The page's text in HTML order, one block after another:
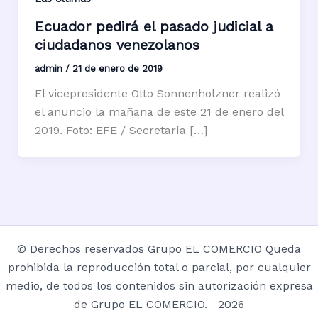
Ecuador pedirá el pasado judicial a
ciudadanos venezolanos
admin / 21 de enero de 2019
El vicepresidente Otto Sonnenholzner realizó
el anuncio la mañana de este 21 de enero del
2019. Foto: EFE / Secretaría […]
© Derechos reservados Grupo EL COMERCIO Queda
prohibida la reproducción total o parcial, por cualquier
medio, de todos los contenidos sin autorización expresa
de Grupo EL COMERCIO. 2026